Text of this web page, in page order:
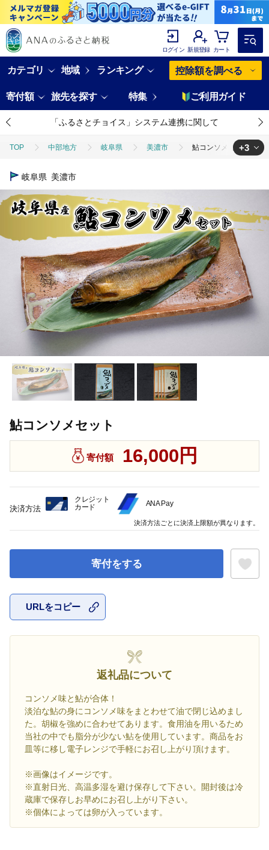
ログイン 新規登録 カート
カテゴリ 地域 ランキング 控除額を調べる
寄付額 旅先を探す 特集 ご利用ガイド
「ふるさとチョイス」システム連携に関して
TOP 中部地方 岐阜県 美濃市 鮎コンソメセット
TOP
TOP 加工食品
TOP 加工食品 ほかの加工食品 鮎コンソメセット
+3
岐阜県 美濃市
鮎コンソメセット
寄付額 16,000円
寄付をする
URLをコピー
返礼品について
コンソメ味と鮎が合体！
淡泊な鮎の身にコンソメ味をまとわせて油で閉じ込めまし
た。胡椒を強めに合わせてあります。食用油を用いるため
当社の中でも脂分が少ない鮎を使用しています。商品をお
皿等に移し電子レンジで手軽にお召し上がり頂けます。
※画像はイメージです。
※直射日光、高温多湿を避け保存して下さい。開封後は冷
蔵庫で保存しお早めにお召し上がり下さい。
※個体によっては卵が入っています。
決済方法
クレジット
カード
ANA Pay
決済方法ごとに決済上限額が異なります。